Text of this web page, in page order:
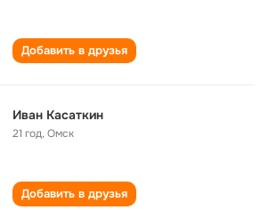
Добавить в друзья
Иван Касаткин
21 год,Омск
Добавить в друзья